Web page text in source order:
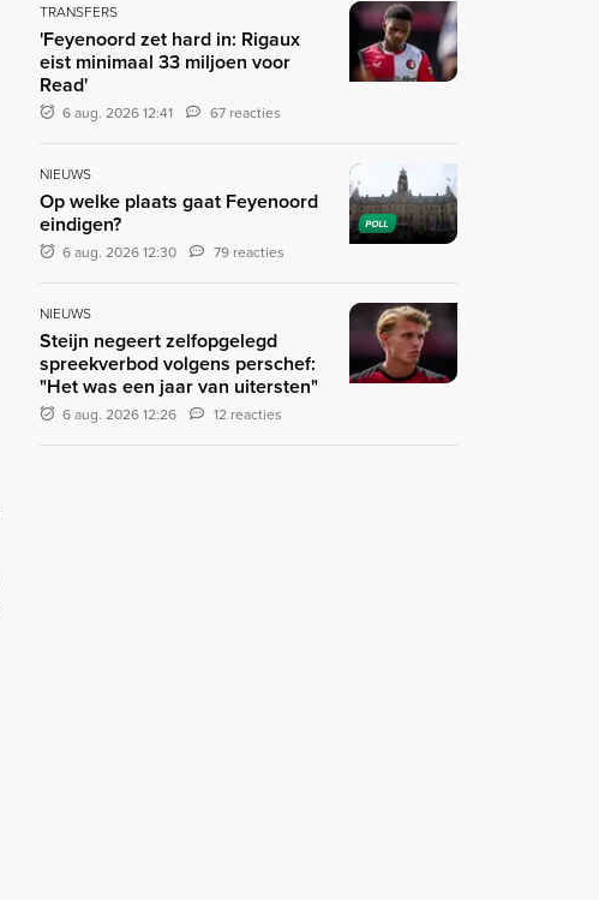
TRANSFERS
'Feyenoord zet hard in: Rigaux
eist minimaal 33 miljoen voor
Read'
6 aug. 2026 12:41 67 reacties
POLL
NIEUWS
Op welke plaats gaat Feyenoord
eindigen?
6 aug. 2026 12:30 79 reacties
NIEUWS
Steijn negeert zelfopgelegd
spreekverbod volgens perschef:
"Het was een jaar van uitersten"
6 aug. 2026 12:26 12 reacties